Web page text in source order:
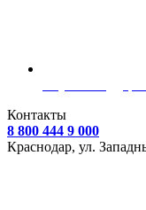
Контакты
8 800 444 9 000
Краснодар, ул.